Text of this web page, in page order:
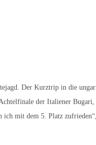
Der Kurztrip in die
der Italiener
mit dem 5. Platz